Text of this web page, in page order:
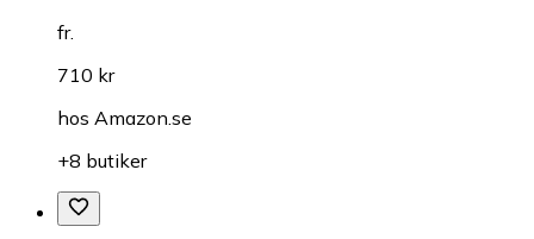
fr.
710 kr
hos Amazon.se
+8 butiker